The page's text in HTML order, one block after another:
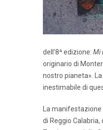
dell’8ª edizione: Mi
originario di
nostro pianeta».
inestimabile di
La
di Reggio